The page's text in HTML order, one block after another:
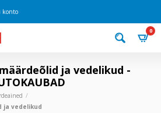
konto
0
ja vedelikud -
ja vedelikud